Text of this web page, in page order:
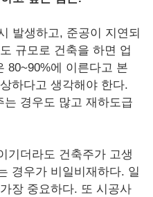
발생하고, 준공이 지연되
규모로 건축을 하면 업
80~90%에 이른다고 본
하다고 생각해야 한다.
경우도 많고 재하도급
기더라도 건축주가 고생
경우가 비일비재하다. 일
장 중요하다. 또 시공사